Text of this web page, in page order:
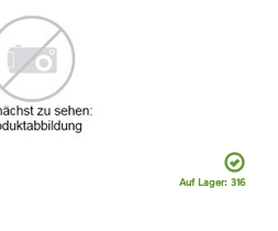
Auf Lager: 316